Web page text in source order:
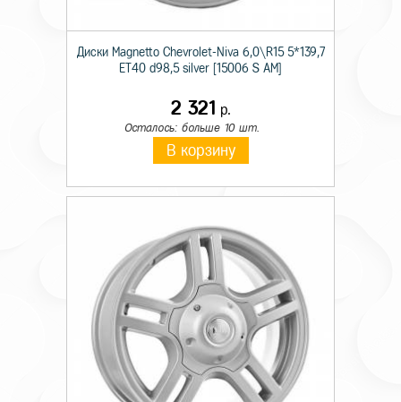
Диски Magnetto Chevrolet-Niva 6,0\R15 5*139,7
ET40 d98,5 silver [15006 S AM]
2 321 р.
Осталось: больше 10 шт.
В корзину